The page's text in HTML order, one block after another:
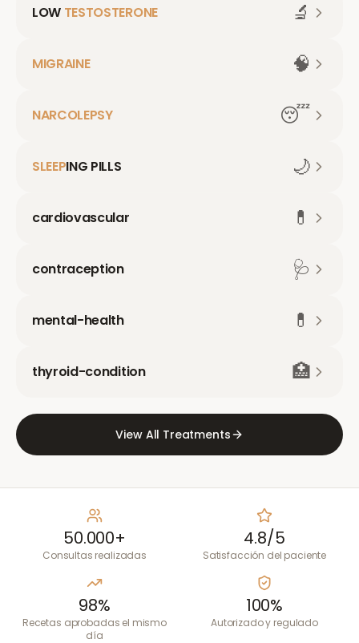
LOW TESTOSTERONE 🔬
MIGRAINE 🧠
NARCOLEPSY 😴
SLEEPING PILLS 🌙
cardiovascular 💊
contraception 🩺
mental-health 💊
thyroid-condition 🏥
View All Treatments
50.000+
Consultas realizadas
4.8/5
Satisfacción del paciente
98%
Recetas aprobadas el mismo
día
100%
Autorizado y regulado